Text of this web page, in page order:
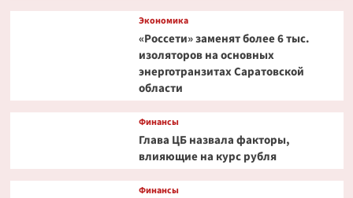
Экономика
«Россети» заменят более 6 тыс.
изоляторов на основных
энерготранзитах Саратовской
области
Финансы
Глава ЦБ назвала факторы,
влияющие на курс рубля
Финансы